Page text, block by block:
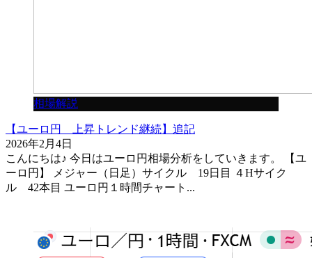
相場解説
【ユーロ円 上昇トレンド継続】追記
2026年2月4日
こんにちは♪ 今日はユーロ円相場分析をしていきます。 【ユ
ーロ円】 メジャー（日足）サイクル 19日目 ４Hサイク
ル 42本目 ユーロ円１時間チャート...